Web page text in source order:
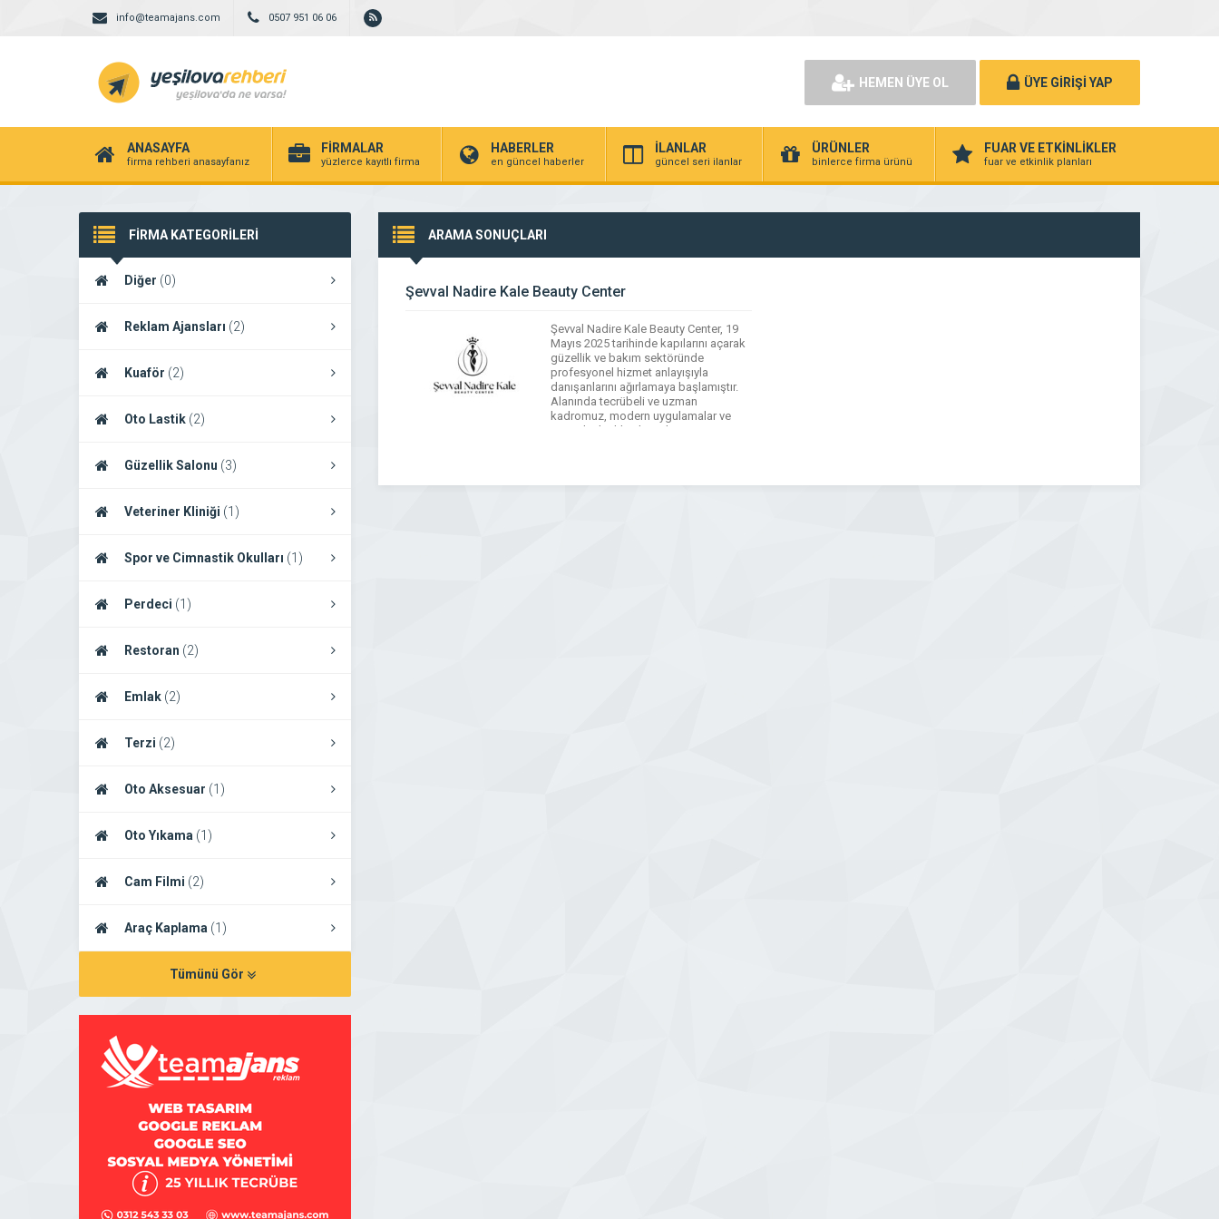
info@teamajans.com 0507 951 06 06
HEMEN ÜYE OL ÜYE GİRİŞİ YAP
ANASAYFA
firma rehberi anasayfanız
FİRMALAR
yüzlerce kayıtlı firma
HABERLER
en güncel haberler
İLANLAR
güncel seri ilanlar
ÜRÜNLER
binlerce firma ürünü
FUAR VE ETKİNLİKLER
fuar ve etkinlik planları
FİRMA KATEGORİLERİ
Diğer (0)
Reklam Ajansları (2)
Kuaför (2)
Oto Lastik (2)
Güzellik Salonu (3)
Veteriner Kliniği (1)
Spor ve Cimnastik Okulları (1)
Perdeci (1)
Restoran (2)
Emlak (2)
Terzi (2)
Oto Aksesuar (1)
Oto Yıkama (1)
Cam Filmi (2)
Araç Kaplama (1)
Tümünü Gör
ARAMA SONUÇLARI
Şevval Nadire Kale Beauty Center
Şevval Nadire Kale Beauty Center, 19
Mayıs 2025 tarihinde kapılarını açarak
güzellik ve bakım sektöründe
profesyonel hizmet anlayışıyla
danışanlarını ağırlamaya başlamıştır.
Alanında tecrübeli ve uzman
kadromuz, modern uygulamalar ve
güncel teknikler ile sizlere en iyi
bölgesel incelme ve güzellik bakımları